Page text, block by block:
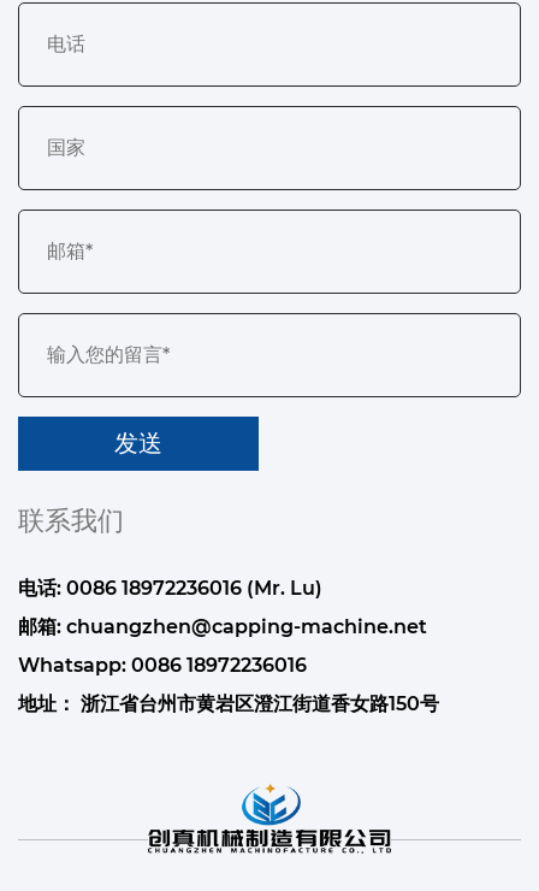
联系我们
电话: 0086 18972236016 (Mr. Lu)
邮箱: chuangzhen@capping-machine.net
Whatsapp: 0086 18972236016
地址： 浙江省台州市黄岩区澄江街道香女路150号